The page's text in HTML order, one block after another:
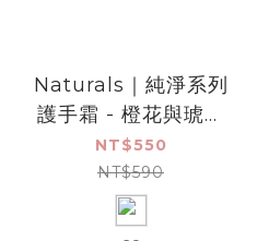
Naturals｜純淨系列
護手霜 - 橙花與琥珀
木 80ml
NT$550
NT$590